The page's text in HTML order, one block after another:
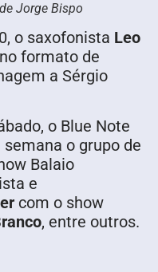
Jorge Bispo
o saxofonista Leo
formato de
a Sérgio
o Blue Note
o grupo de
Balaio
e
com o show
, entre outros.